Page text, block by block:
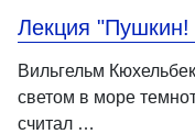
Лекция
Вильгельм
светом в море
считал …